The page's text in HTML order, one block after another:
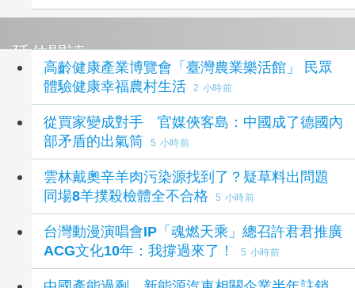
延伸閱讀
高齡健康產業博覽會「臺灣農業樂活館」 民眾
體驗健康幸福農村生活
2 小時前
從買家變成對手 官媒俠客島：中國成了德國內
部矛盾的出氣筒
5 小時前
雲林戴奧辛羊肉污染源找到了？疑草料出問題
同場8羊撲殺檢體全不合格
5 小時前
台灣動漫演唱會IP「魂燃天乘」總召許君君推廣
ACG文化10年：我撐過來了！
5 小時前